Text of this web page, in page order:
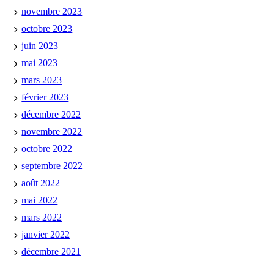
novembre 2023
octobre 2023
juin 2023
mai 2023
mars 2023
février 2023
décembre 2022
novembre 2022
octobre 2022
septembre 2022
août 2022
mai 2022
mars 2022
janvier 2022
décembre 2021